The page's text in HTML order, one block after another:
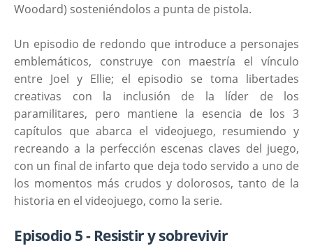
Woodard) sosteniéndolos a punta de pistola.
Un episodio de redondo que introduce a personajes
emblemáticos, construye con maestría el vínculo
entre Joel y Ellie; el episodio se toma libertades
creativas con la inclusión de la líder de los
paramilitares, pero mantiene la esencia de los 3
capítulos que abarca el videojuego, resumiendo y
recreando a la perfección escenas claves del juego,
con un final de infarto que deja todo servido a uno de
los momentos más crudos y dolorosos, tanto de la
historia en el videojuego, como la serie.
Episodio 5 - Resistir y sobrevivir